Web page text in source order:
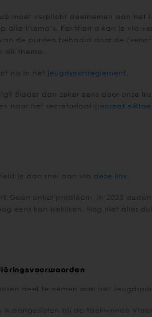
moet verplicht deelnemen aan het
alle thema’s. Per thema kan je via
van de punten behaald door de
dit thema.
na in het jeugdsportreglement.
Blader dan zeker eens door onze
naar het secretariaat (
je dan snel aan via deze link.
Geen enkel probleem, in 2023
eens kan bekijken. Nog niet alles
deel te nemen aan het
is aangesloten bij de Taekwondo